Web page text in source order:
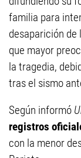
familia para
desaparición de
que mayor
la tragedia,
tras el sismo
Según informó
registros
con la menor